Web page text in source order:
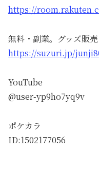
https://
無料・副業。グッズ販売
https://suzuri.jp/
YouTube
@user-yp9ho7yq9v
ポケカラ
ID:1502177056